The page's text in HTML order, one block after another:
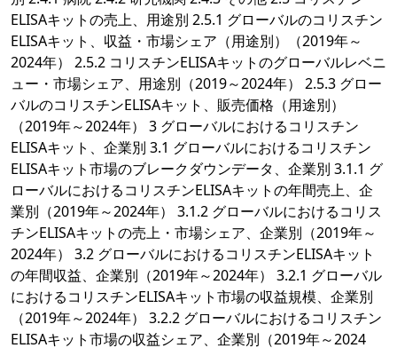
ELISAキットの売上、用途別 2.5.1 グローバルのコリスチン
ELISAキット、収益・市場シェア（用途別）（2019年～
2024年） 2.5.2 コリスチンELISAキットのグローバルレベニ
ュー・市場シェア、用途別（2019～2024年） 2.5.3 グロー
バルのコリスチンELISAキット、販売価格（用途別）
（2019年～2024年） 3 グローバルにおけるコリスチン
ELISAキット、企業別 3.1 グローバルにおけるコリスチン
ELISAキット市場のブレークダウンデータ、企業別 3.1.1 グ
ローバルにおけるコリスチンELISAキットの年間売上、企
業別（2019年～2024年） 3.1.2 グローバルにおけるコリス
チンELISAキットの売上・市場シェア、企業別（2019年～
2024年） 3.2 グローバルにおけるコリスチンELISAキット
の年間収益、企業別（2019年～2024年） 3.2.1 グローバル
におけるコリスチンELISAキット市場の収益規模、企業別
（2019年～2024年） 3.2.2 グローバルにおけるコリスチン
ELISAキット市場の収益シェア、企業別（2019年～2024